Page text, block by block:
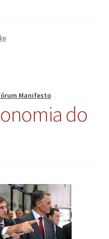
Manifesto
do